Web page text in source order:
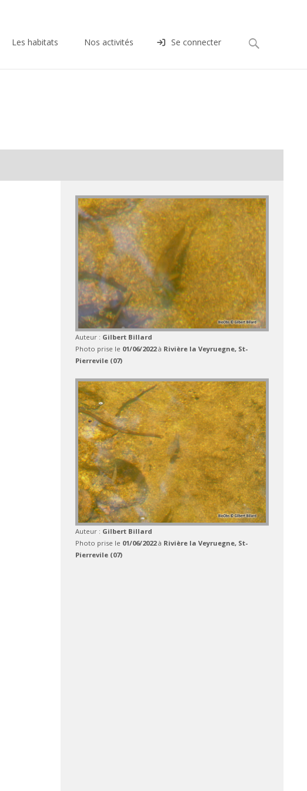
Les habitats Nos activités Se connecter Rechercher :
Auteur : Gilbert Billard
Photo prise le 01/06/2022à Rivière la Veyruegne, St-
Pierrevile (07)
Auteur : Gilbert Billard
Photo prise le 01/06/2022à Rivière la Veyruegne, St-
Pierrevile (07)